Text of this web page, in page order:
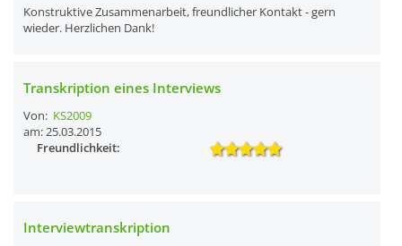
Konstruktive Zusammenarbeit, freundlicher Kontakt - gern
wieder. Herzlichen Dank!
Transkription eines Interviews
Von: KS2009
am: 25.03.2015
Freundlichkeit:
Interviewtranskription